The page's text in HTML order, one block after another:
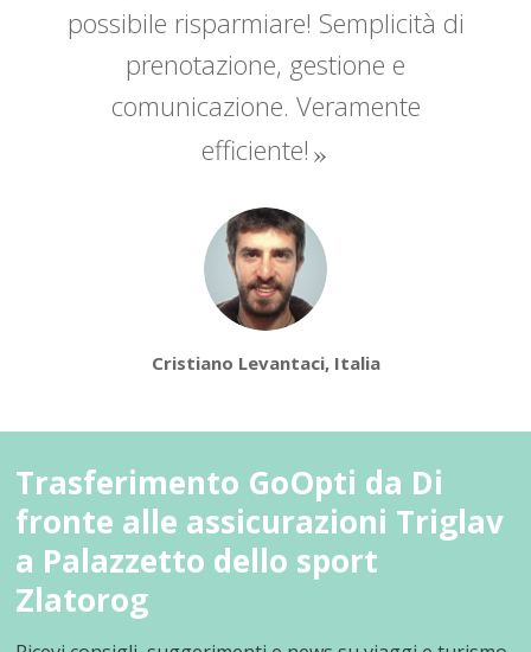
possibile risparmiare! Semplicità di
prenotazione, gestione e
comunicazione. Veramente
efficiente!
Cristiano Levantaci, Italia
Trasferimento GoOpti da Di
fronte alle assicurazioni Triglav
a Palazzetto dello sport
Zlatorog